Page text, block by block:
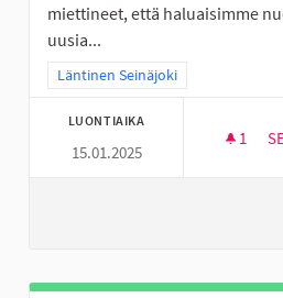
miettineet, että haluaisimme
uusia...
Rajaa tulokset teeman mukaan:
Läntinen Seinäjoki
LUONTIAIKA
15.01.2025
1 1